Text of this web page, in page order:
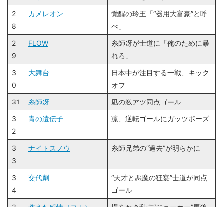
2
8
カメレオン
覚醒の玲王「“器用大富豪”と呼
べ」
2
9
FLOW
糸師冴が士道に「俺のために暴
れろ」
3
0
大舞台
日本中が注目する一戦、キック
オフ
31
糸師冴
凪の激アツ同点ゴール
3
2
青の遺伝子 凛、逆転ゴールにガッツポーズ
3
3
ナイトスノウ 糸師兄弟の“過去”が明らかに
3
4
交代劇
“天才と悪魔の狂宴”士道が同点
ゴール